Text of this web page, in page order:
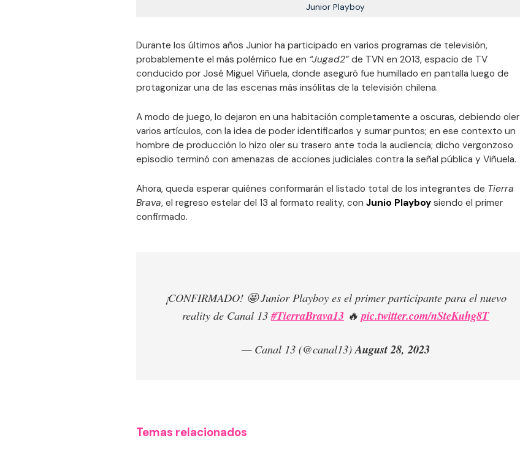
Junior Playboy
Durante los últimos años Junior ha participado en varios programas de televisión,
probablemente el más polémico fue en “Jugad2” de TVN en 2013, espacio de TV
conducido por José Miguel Viñuela, donde aseguró fue humillado en pantalla luego de
protagonizar una de las escenas más insólitas de la televisión chilena.
A modo de juego, lo dejaron en una habitación completamente a oscuras, debiendo oler
varios artículos, con la idea de poder identificarlos y sumar puntos; en ese contexto un
hombre de producción lo hizo oler su trasero ante toda la audiencia; dicho vergonzoso
episodio terminó con amenazas de acciones judiciales contra la señal pública y Viñuela.
Ahora, queda esperar quiénes conformarán el listado total de los integrantes de Tierra
Brava, el regreso estelar del 13 al formato reality, con Junio Playboy siendo el primer
confirmado.
¡CONFIRMADO! 🤩 Junior Playboy es el primer participante para el nuevo
reality de Canal 13#TierraBrava13 🔥 pic.twitter.com/nSteKuhg8T
— Canal 13 (@canal13)August 28, 2023
Temas relacionados